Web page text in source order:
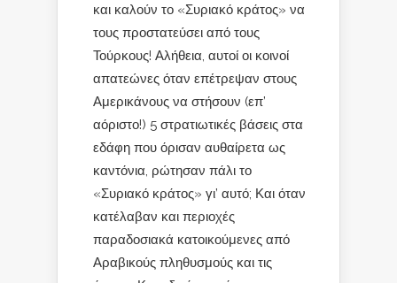
και καλούν το «Συριακό κράτος» να
τους προστατεύσει από τους
Τούρκους! Αλήθεια, αυτοί οι κοινοί
απατεώνες όταν επέτρεψαν στους
Αμερικάνους να στήσουν (επ’
αόριστο!) 5 στρατιωτικές βάσεις στα
εδάφη που όρισαν αυθαίρετα ως
καντόνια, ρώτησαν πάλι το
«Συριακό κράτος» γι’ αυτό; Και όταν
κατέλαβαν και περιοχές
παραδοσιακά κατοικούμενες από
Αραβικούς πληθυσμούς και τις